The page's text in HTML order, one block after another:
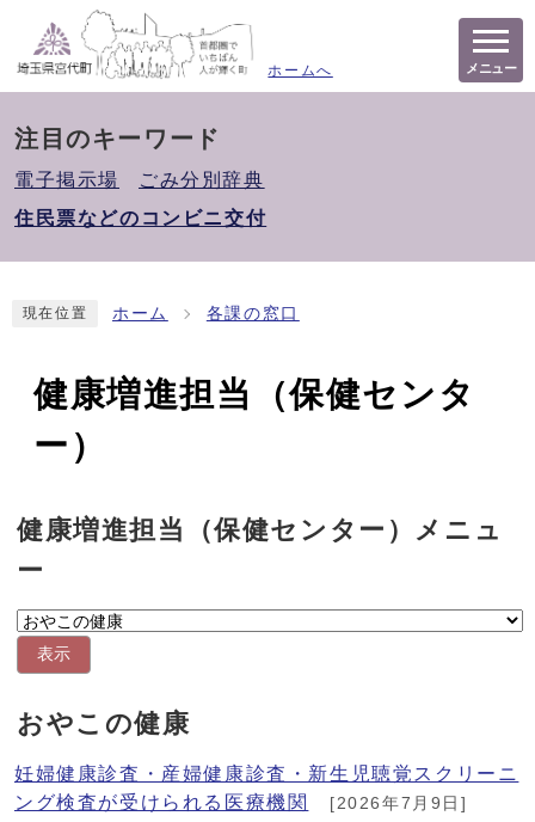
ホームへ メニュー
注目のキーワード
電子掲示場
ごみ分別辞典
住民票などのコンビニ交付
現在位置 ホーム 各課の窓口
健康増進担当（保健センタ
ー）
健康増進担当（保健センター）メニュ
ー
表示
おやこの健康
妊婦健康診査・産婦健康診査・新生児聴覚スクリーニ
ング検査が受けられる医療機関
[2026年7月9日]